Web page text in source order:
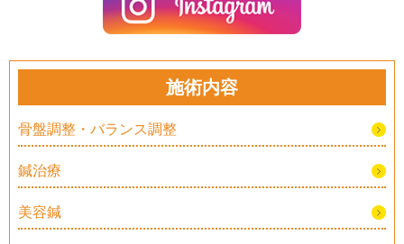
施術内容
骨盤調整・バランス調整
鍼治療
美容鍼